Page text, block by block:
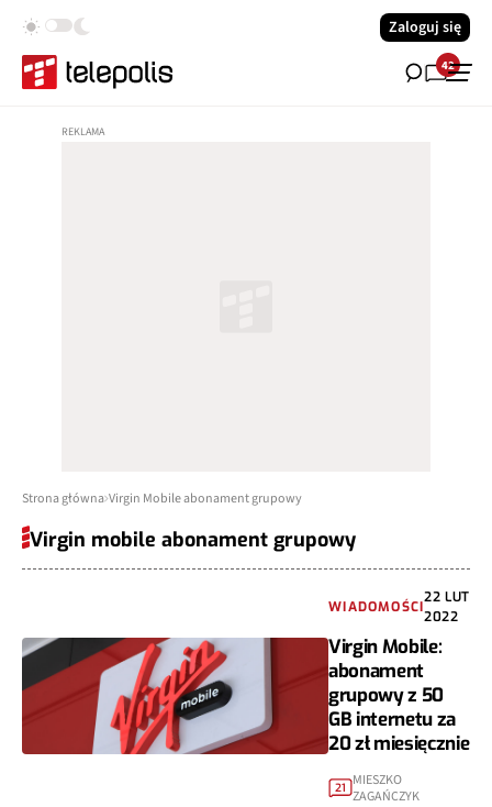
Zaloguj się
42
Strona główna Virgin Mobile abonament grupowy
Virgin mobile abonament grupowy
WIADOMOŚCI
22 LUT
2022
Virgin Mobile:
abonament
grupowy z 50
GB internetu za
20 zł miesięcznie
21 MIESZKO
ZAGAŃCZYK